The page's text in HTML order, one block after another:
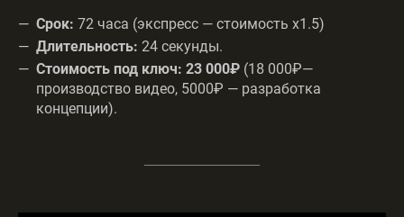
Срок: 72 часа (экспресс — стоимость х1.5)
Длительность: 24 секунды.
Стоимость под ключ: 23 000₽ (18 000₽—
производство видео, 5000₽ — разработка
концепции).